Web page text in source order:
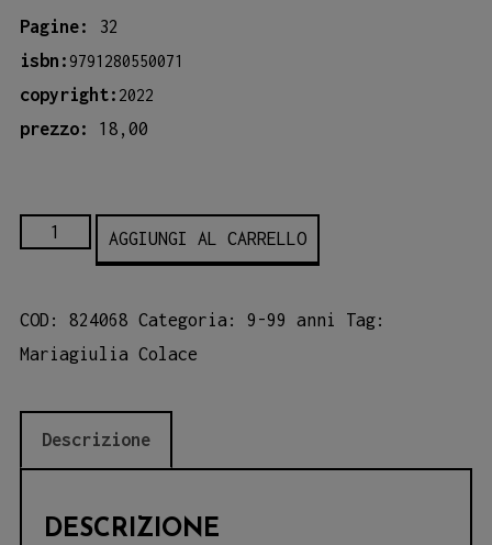
Pagine:
32
isbn: 9791280550071
copyright: 2022
prezzo: 18,00
NICA
quantità
AGGIUNGI AL CARRELLO
COD: 824068 Categoria: 9-99 anni
Tag:
Mariagiulia Colace
Descrizione
DESCRIZIONE